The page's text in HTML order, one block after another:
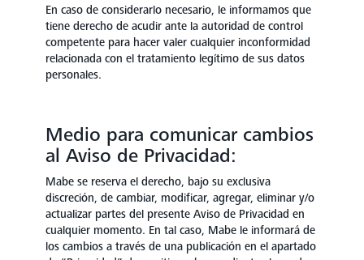
En caso de considerarlo necesario, le informamos que
tiene derecho de acudir ante la autoridad de control
competente para hacer valer cualquier inconformidad
relacionada con el tratamiento legítimo de sus datos
personales.
Medio para comunicar cambios
al Aviso de Privacidad:
Mabe se reserva el derecho, bajo su exclusiva
discreción, de cambiar, modificar, agregar, eliminar y/o
actualizar partes del presente Aviso de Privacidad en
cualquier momento. En tal caso, Mabe le informará de
los cambios a través de una publicación en el apartado